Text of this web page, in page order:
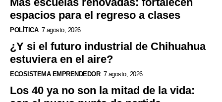
espacios para el regreso a clases
POLÍTICA 7 agosto, 2026
¿Y si el futuro industrial de Chihuahua
estuviera en el aire?
ECOSISTEMA EMPRENDEDOR 7 agosto, 2026
Los 40 ya no son la mitad de la vida: